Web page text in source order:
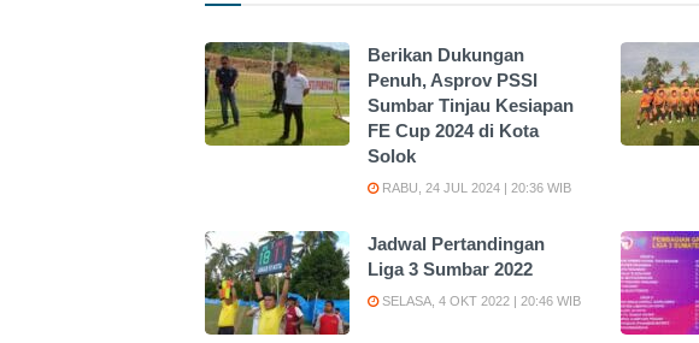
Berikan Dukungan
Penuh, Asprov PSSI
Sumbar Tinjau Kesiapan
FE Cup 2024 di Kota
Solok
RABU, 24 JUL 2024 | 20:36 WIB
Jadwal Pertandingan
Liga 3 Sumbar 2022
SELASA, 4 OKT 2022 | 20:46 WIB